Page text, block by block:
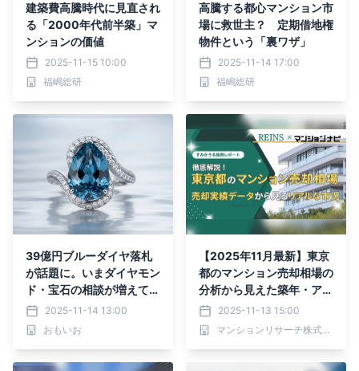
建築費高騰時代に見直され
る「2000年代前半築」マ
ンションの価値
2025-11-15 10:00
福嶋総研
高騰する都心マンション市
場に救世主？ 定期借地権
物件という「裏ワザ」
2025-11-14 17:00
福嶋総研
39億円ブルーダイヤ落札
が話題に。いまダイヤモン
ド・宝石の相談が増えてい
る理由とは
2025-11-14 13:00
おもいお
【2025年11月最新】東京
都のマンション売却相場の
分析から見えた築年・アク
セス・ブランドで資産性に
明確な格差
2025-11-13 15:00
マンションリサーチ株式会社